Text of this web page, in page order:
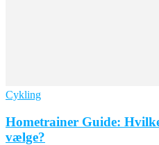
Cykling
Hometrainer Guide:
vælge?